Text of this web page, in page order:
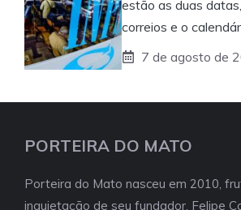
estão as duas
correios e o
7 de agosto de
PORTEIRA DO MATO
Porteira do Mato nasceu em 2010,
inquietação de seu fundador, Felipe